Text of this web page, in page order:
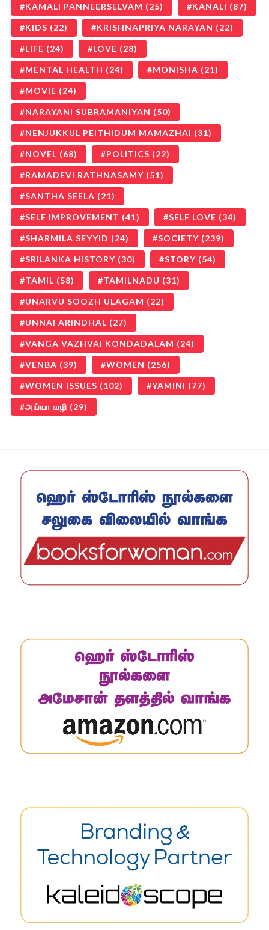
KAMALI PANNEERSELVAM (25) KANALI (87)
KIDS (22) KRISHNAPRIYA NARAYAN (22)
LIFE (24) LOVE (28)
MENTAL HEALTH (24) MONISHA (21)
MOVIE (24)
NARAYANI SUBRAMANIYAN (50)
NENJUKKUL PEITHIDUM MAMAZHAI (31)
NOVEL (68) POLITICS (22)
RAMADEVI RATHNASAMY (51)
SANTHA SEELA (21)
SELF IMPROVEMENT (41) SELF LOVE (34)
SHARMILA SEYYID (24) SOCIETY (239)
SRILANKA HISTORY (30) STORY (54)
TAMIL (58) TAMILNADU (31)
UNARVU SOOZH ULAGAM (22)
UNNAI ARINDHAL (27)
VANGA VAZHVAI KONDADALAM (24)
VENBA (39) WOMEN (256)
WOMEN ISSUES (102) YAMINI (77)
அய்யா வழி (29)